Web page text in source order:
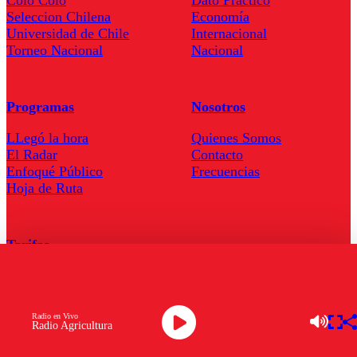
Radio Agricultura
Radio en Vivo
Seleccion Chilena
Universidad de Chile
Torneo Nacional
Economía
Internacional
Nacional
Programas
LLegó la hora
El Radar
Enfoqué Público
Hoja de Ruta
Nosotros
Quienes Somos
Contacto
Frecuencias
Tarifas